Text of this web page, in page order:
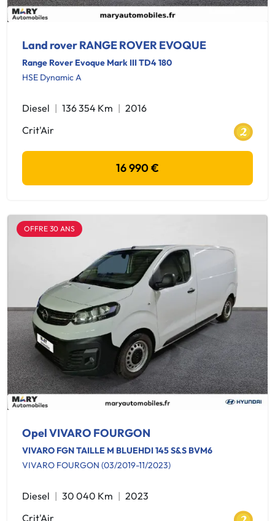
Land rover RANGE ROVER EVOQUE
Range Rover Evoque Mark III TD4 180
HSE Dynamic A
Diesel 136 354 Km
2016
Crit'Air
16 990 €
OFFRE 30 ANS
Opel VIVARO FOURGON
VIVARO FGN TAILLE M BLUEHDI 145 S&S BVM6
VIVARO FOURGON (03/2019-11/2023)
Diesel 30 040 Km
2023
Crit'Air